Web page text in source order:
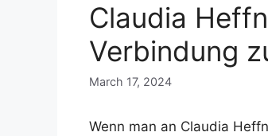
Claudia
Verbindung
March 17, 2024
Wenn man an Claudia